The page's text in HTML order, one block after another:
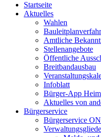
Startseite
Aktuelles
Wahlen
Amtliche
Stellenangebote
Öffentliche
Breitbandausbau
Infoblatt
Bürger-App
Aktuelles von
Bürgerservice
Bürgerservice